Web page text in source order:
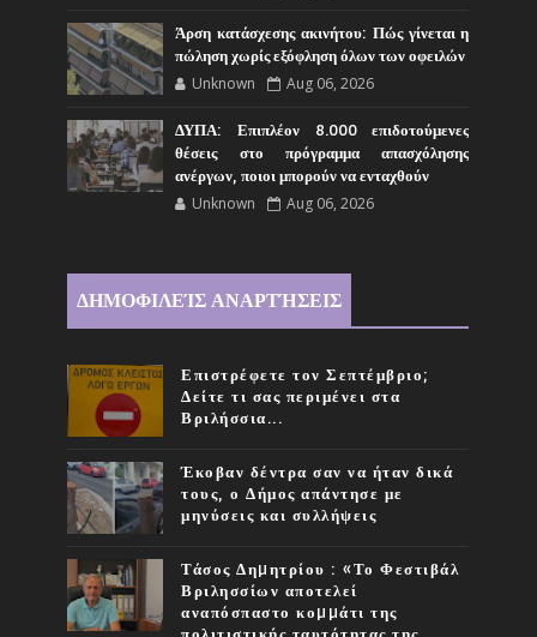
Άρση κατάσχεσης ακινήτου: Πώς γίνεται η
πώληση χωρίς εξόφληση όλων των οφειλών
Unknown Aug 06, 2026
ΔΥΠΑ: Επιπλέον 8.000 επιδοτούμενες
θέσεις στο πρόγραμμα απασχόλησης
ανέργων, ποιοι μπορούν να ενταχθούν
Unknown Aug 06, 2026
ΔΗΜΟΦΙΛΕΊΣ ΑΝΑΡΤΉΣΕΙΣ
Επιστρέφετε τον Σεπτέμβριο;
Δείτε τι σας περιμένει στα
Βριλήσσια...
Έκοβαν δέντρα σαν να ήταν δικά
τους, ο Δήμος απάντησε με
μηνύσεις και συλλήψεις
Τάσος Δηµητρίου : «Το Φεστιβάλ
Βριλησσίων αποτελεί
αναπόσπαστο κοµµάτι της